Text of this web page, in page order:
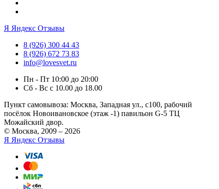
Я Яндекс Отзывы
8 (926) 300 44 43
8 (926) 672 73 83
info@lovesvet.ru
Пн - Пт 10:00 до 20:00
Сб - Вс с 10.00 до 18.00
Пункт самовывоза: Москва, Западная ул., с100, рабочий
посёлок Новоивановское (этаж -1) павильон G-5 ТЦ
Можайский двор.
© Москва, 2009 – 2026
Я Яндекс Отзывы